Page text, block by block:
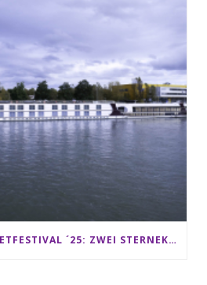
EXCELLENCE GOURMETFESTIVAL ´25: ZWEI STERNEKÖCHE ANTONIO GUIDA & DARIO MORESCO VERWÖHNEN IHRE GÄSTE AUF EINER LUXERIÖSEN SCHIFFSREISE